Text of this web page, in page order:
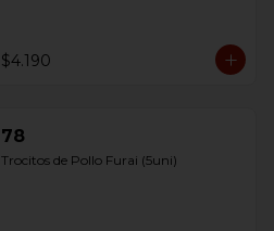
$4.190
78
Trocitos de Pollo Furai (5uni)